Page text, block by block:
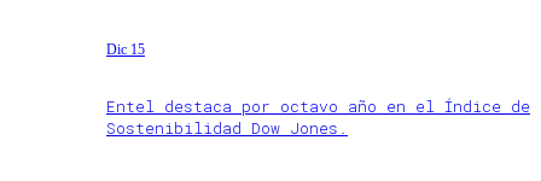
Dic 15
Entel destaca por octavo año en el Índice de
Sostenibilidad Dow Jones.